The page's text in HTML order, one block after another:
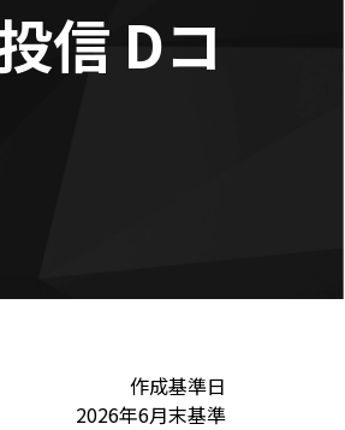
信 Dコ
作成基準日
2026年6月末基準